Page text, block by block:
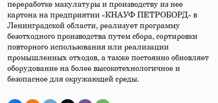
переработке макулатуры и производству из нее
картона на предприятии «КНАУФ ПЕТРОБОРД» в
Ленинградской области, реализует программу
безотходного производства путем сбора, сортировки
повторного использования или реализации
промышленных отходов, а также постоянно обновляет
оборудование на более высокотехнологичное и
безопасное для окружающей среды.